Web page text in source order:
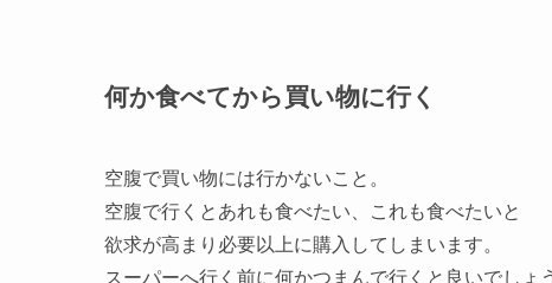
何か食べてから買い物に行く
空腹で買い物には行かないこと。
空腹で行くとあれも食べたい、これも食べたいと
欲求が高まり必要以上に購入してしまいます。
スーパーへ行く前に何かつまんで行くと良いでしょ